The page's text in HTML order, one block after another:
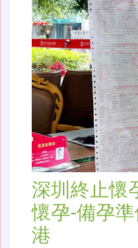
深圳終止懷
懷孕-備孕
港